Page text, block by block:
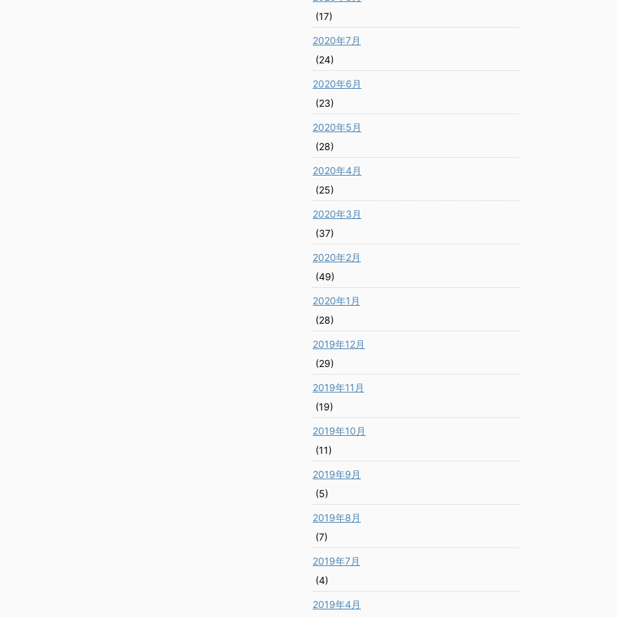
(17)
2020年7月
(24)
2020年6月
(23)
2020年5月
(28)
2020年4月
(25)
2020年3月
(37)
2020年2月
(49)
2020年1月
(28)
2019年12月
(29)
2019年11月
(19)
2019年10月
(11)
2019年9月
(5)
2019年8月
(7)
2019年7月
(4)
2019年4月